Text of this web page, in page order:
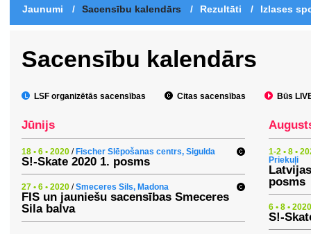
Jaunumi / Sacensību kalendārs / Rezultāti / Izlases
Sacensību kalendārs
LSF organizētās sacensības Citas sacensības Būs
Jūnijs
18 • 6 • 2020 / Fischer Slēpošanas centrs, Sigulda
S!-Skate 2020 1. posms
27 • 6 • 2020 /Smeceres Sils, Madona
FIS un jauniešu sacensības Smeceres
Sila balva
1-2 • 8 •
Priekuļi
posms
6 • 8 • 2020
S!-